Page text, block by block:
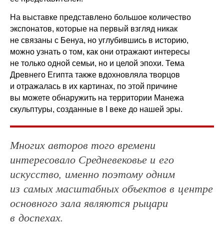
На выставке представлено большое количество
экспонатов, которые на первый взгляд никак
не связаны с Бенуа, но углубившись в историю,
можно узнать о том, как они отражают интересы
не только одной семьи, но и целой эпохи. Тема
Древнего Египта также вдохновляла творцов
и отражалась в их картинах, по этой причине
вы можете обнаружить на территории Манежа
скульптуры, созданные в I веке до нашей эры.
Многих авторов того времени
интересовало Средневековье и его
искусство, именно поэтому одним
из самых масштабных объектов в центре
основного зала являются рыцари
в доспехах.